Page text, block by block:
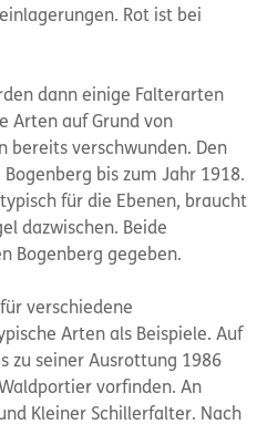
Rot ist bei
dann einige Falterarten
Arten auf Grund von
bereits verschwunden. Den
bis zum Jahr 1918.
für die Ebenen, braucht
dazwischen. Beide
Bogenberg gegeben.
verschiedene
Arten als Beispiele. Auf
zu seiner Ausrottung 1986
vorfinden. An
Kleiner Schillerfalter. Nach